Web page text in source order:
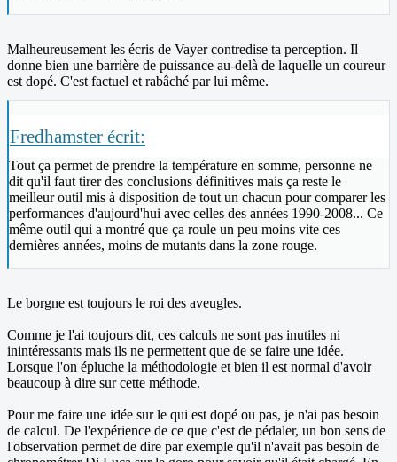
Malheureusement les écris de Vayer contredise ta perception. Il
donne bien une barrière de puissance au-delà de laquelle un coureur
est dopé. C'est factuel et rabâché par lui même.
Fredhamster écrit:
Tout ça permet de prendre la température en somme, personne ne
dit qu'il faut tirer des conclusions définitives mais ça reste le
meilleur outil mis à disposition de tout un chacun pour comparer les
performances d'aujourd'hui avec celles des années 1990-2008... Ce
même outil qui a montré que ça roule un peu moins vite ces
dernières années, moins de mutants dans la zone rouge.
Le borgne est toujours le roi des aveugles.
Comme je l'ai toujours dit, ces calculs ne sont pas inutiles ni
inintéressants mais ils ne permettent que de se faire une idée.
Lorsque l'on épluche la méthodologie et bien il est normal d'avoir
beaucoup à dire sur cette méthode.
Pour me faire une idée sur le qui est dopé ou pas, je n'ai pas besoin
de calcul. De l'expérience de ce que c'est de pédaler, un bon sens de
l'observation permet de dire par exemple qu'il n'avait pas besoin de